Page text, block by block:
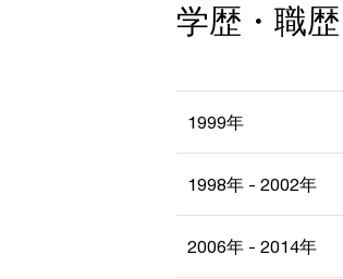
学歴・職歴
1999年
1998年 - 2002年
2006年 - 2014年